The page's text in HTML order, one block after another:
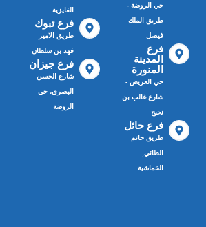
حي الروضة -
طريق الملك
فيصل
فرع
المدينة
المنورة
حي العريض -
شارع غالب بن
نجيح
فرع حائل
طريق حاتم
الطائي,
الخماشية
الفايزية
فرع تبوك
طريق الامير
فهد بن سلطان
فرع جيزان
شارع الحسن
البصري، حي
الروضة